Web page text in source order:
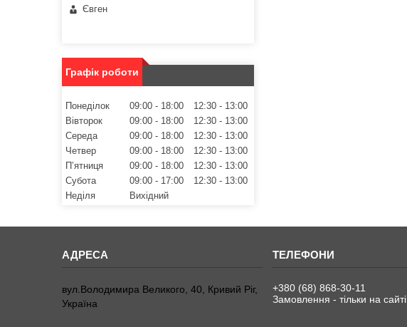
Євген
Графік роботи
Понеділок 09:00 18:00 12:30
13:00
Вівторок
09:00 18:00 12:30
13:00
Середа
09:00 18:00 12:30
13:00
Четвер
09:00 18:00 12:30
13:00
Пʼятниця
09:00 18:00 12:30
13:00
Субота
09:00 17:00 12:30
13:00
Неділя
Вихідний
вул.Володимира Великого, 40, Кривий Ріг,
Україна
+380 (68) 868-30-11
Замовлення - тільки на сайті